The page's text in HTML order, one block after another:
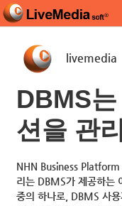
페밀리 사이트
livemedia
DBMS
션을 관
NHN Business Platform
리는 DBMS가 제공하는
중의 하나로, DBMS 사